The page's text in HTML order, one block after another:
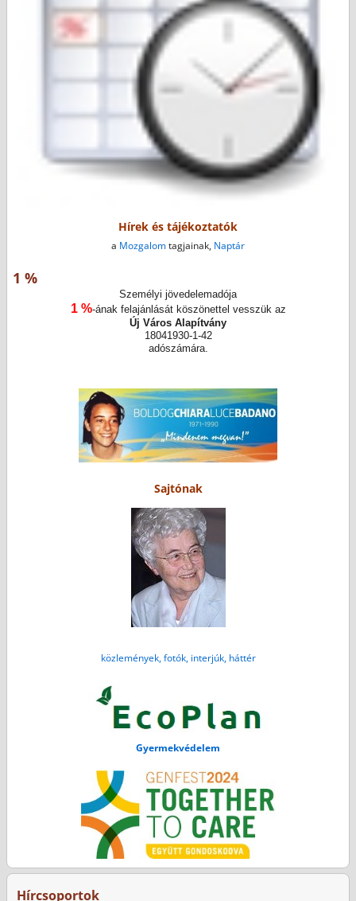
Hírek és tájékoztatók
a Mozgalomtagjainak, Naptár
1 %
Személyi jövedelemadója
1 %-ának felajánlását köszönettel vesszük az
Új Város Alapítvány
18041930-1-42
adószámára.
Sajtónak
közlemények, fotók, interjúk, háttér
Gyermekvédelem
Hírcsoportok